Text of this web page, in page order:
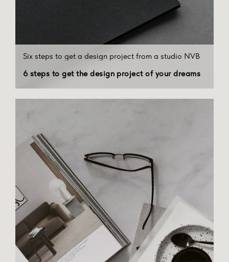
Six steps to get a design project from a studio NVB
6 steps to get the design project of your dreams